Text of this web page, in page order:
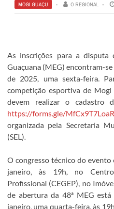
MOGI GUAÇU O REGIONAL
As inscrições para a disputa
Guaçuana (MEG) encontram-
de 2025, uma sexta-feira.
competição esportiva de
devem realizar o cadastro
https://forms.gle/
organizada pela Secretaria
(SEL).
O congresso técnico do evento
janeiro, às 19h, no
Profissional (CEGEP), no
de abertura da 48ª MEG
janeiro, uma quarta-feira, às